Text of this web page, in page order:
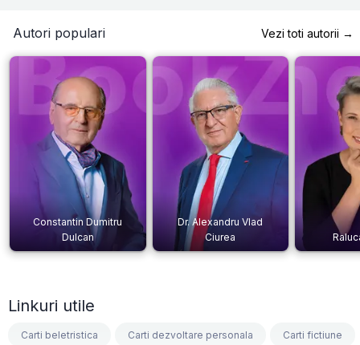
Autori populari Vezi toti autorii →
Constantin Dumitru
Dulcan
Dr. Alexandru Vlad
Ciurea
Linkuri utile
Carti beletristica Carti dezvoltare personala Carti fictiune